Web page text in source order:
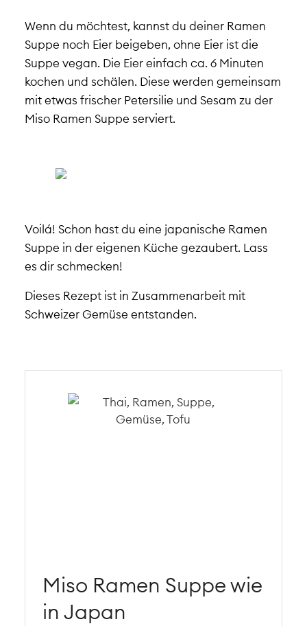
Wenn du möchtest, kannst du deiner Ramen
Suppe noch Eier beigeben, ohne Eier ist die
Suppe vegan. Die Eier einfach ca. 6 Minuten
kochen und schälen. Diese werden gemeinsam
mit etwas frischer Petersilie und Sesam zu der
Miso Ramen Suppe serviert.
Voilá! Schon hast du eine japanische Ramen
Suppe in der eigenen Küche gezaubert. Lass
es dir schmecken!
Dieses Rezept ist in Zusammenarbeit mit
Schweizer Gemüse entstanden.
Miso Ramen Suppe wie
in Japan